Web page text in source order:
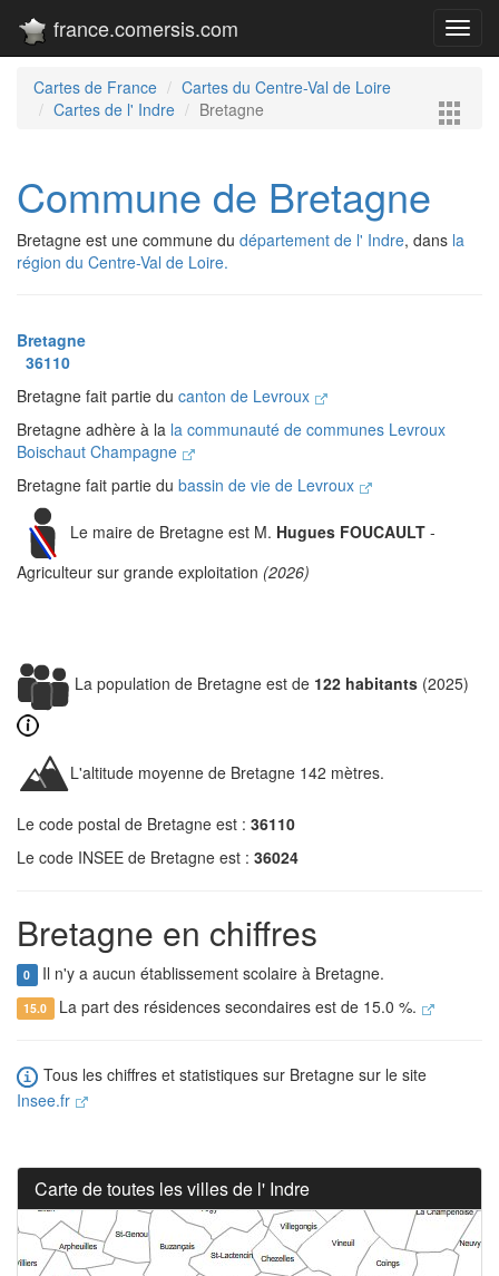
france.comersis.com
Cartes de France
Cartes du Centre-Val de Loire
Cartes de l' Indre
Bretagne
Commune de Bretagne
Bretagne est une commune du département de l' Indre, dans la
région du Centre-Val de Loire.
Bretagne
36110
Bretagne fait partie du canton de Levroux
Bretagne adhère à la la communauté de communes Levroux
Boischaut Champagne
Bretagne fait partie du bassin de vie de Levroux
Le maire de Bretagne est M. Hugues FOUCAULT -
Agriculteur sur grande exploitation (2026)
La population de Bretagne est de 122 habitants (2025)
L'altitude moyenne de Bretagne 142 mètres.
Le code postal de Bretagne est : 36110
Le code INSEE de Bretagne est : 36024
Bretagne en chiffres
0 Il n'y a aucun établissement scolaire à Bretagne.
15.0 La part des résidences secondaires est de 15.0 %.
Tous les chiffres et statistiques sur Bretagne sur le site
Insee.fr
Carte de toutes les villes de l' Indre